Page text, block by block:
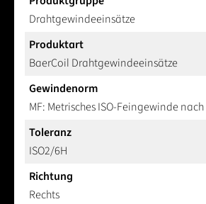
Drahtgewindeeinsätze
Produktart
BaerCoil Drahtgewindeeinsätze
Gewindenorm
MF: Metrisches ISO-Feingewinde nach
Toleranz
ISO2/6H
Richtung
Rechts